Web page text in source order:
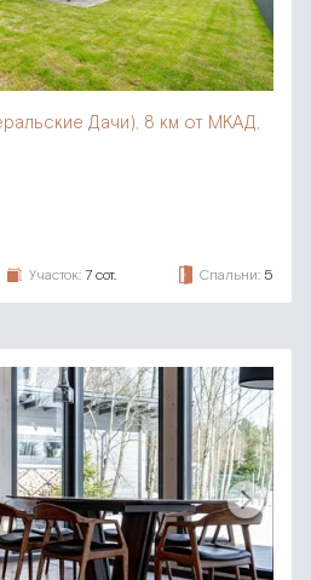
Дачи), 8 км от МКАД,
Участок: 7 сот. Спальни: 5